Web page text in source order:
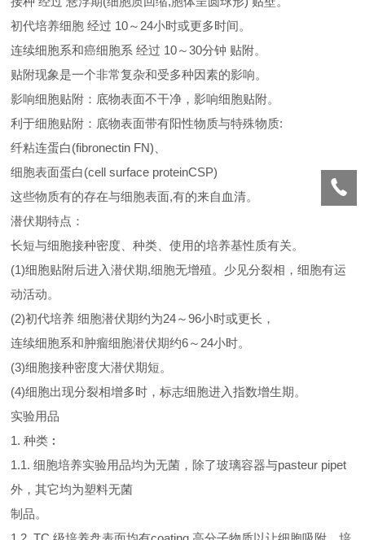
初代培养细胞 经过 10～24小时或更多时间。
连续细胞系和癌细胞系 经过 10～30分钟 贴附。
贴附现象是一个非常复杂和受多种因素的影响。
影响细胞贴附：底物表面不干净，影响细胞贴附。
利于细胞贴附：底物表面带有阳性物质与特殊物质:
纤粘连蛋白(fibronectin FN)、
细胞表面蛋白(cell surface proteinCSP)
这些物质有的存在与细胞表面,有的来自血清。
潜伏期特点：
长短与细胞接种密度、种类、使用的培养基性质有关。
(1)细胞贴附后进入潜伏期,细胞无增殖。少见分裂相，细胞有运
动活动。
(2)初代培养 细胞潜伏期约为24～96小时或更长，
连续细胞系和肿瘤细胞潜伏期约6～24小时。
(3)细胞接种密度大潜伏期短。
(4)细胞出现分裂相增多时，标志细胞进入指数增生期。
实验用品
1. 种类︰
1.1. 细胞培养实验用品均为无菌，除了玻璃容器与pasteur pipet
外，其它均为塑料无菌
制品。